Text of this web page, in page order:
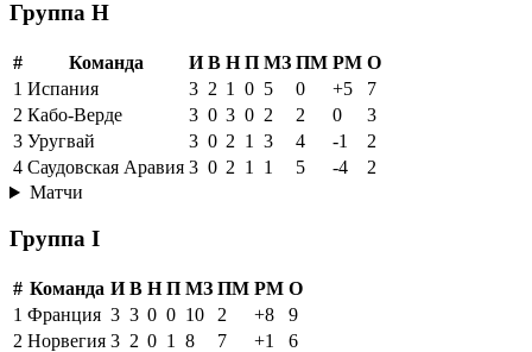
Группа H
# Команда И В Н П МЗ ПМ РМ О
1 Испания 3 2 1 0 5 0 +5
7
2 Кабо-Верде 3 0 3 0 2 2 0
3
3 Уругвай 3 0 2 1 3 4 -1
2
4 Саудовская Аравия 3 0 2 1 1 5 -4
2
Матчи
Группа I
# Команда И В Н П МЗ ПМ РМ О
1 Франция 3 3 0 0 10 2 +8
9
2 Норвегия 3 2 0 1 8 7 +1
6